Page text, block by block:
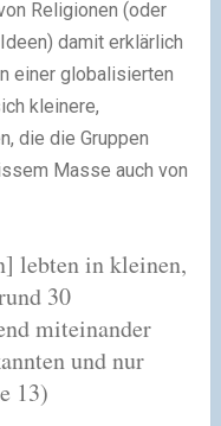
Religionen (oder
damit erklärlich
einer globalisierten
kleinere,
die die Gruppen
Masse auch von
lebten in kleinen,
30
miteinander
und nur
13)